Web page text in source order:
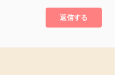
返信する